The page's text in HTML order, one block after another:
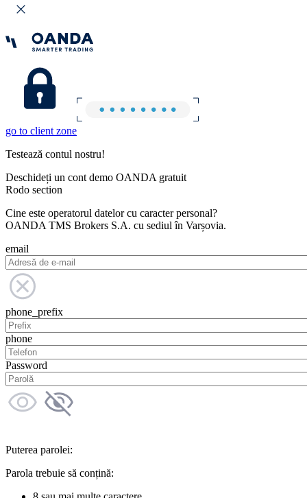
go to client zone
Testează contul nostru!
Deschideți un cont demo OANDA gratuit
Rodo section
Cine este operatorul datelor cu caracter personal?
OANDA TMS Brokers S.A. cu sediul în Varșovia.
email
phone_prefix
phone
Password
Puterea parolei:
Parola trebuie să conțină: